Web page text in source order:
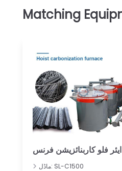
ایئر فلو کاربنائزیشن فرنس
ماڈل: SL-C1500